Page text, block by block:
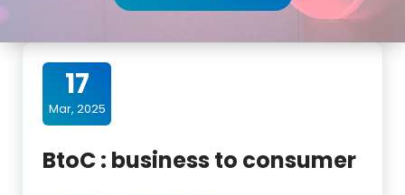
17
Mar, 2025
BtoC : business to consumer